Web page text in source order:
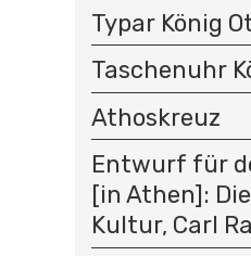
Typar König
Taschenuhr
Athoskreuz
Entwurf für
[in Athen]:
Kultur, Carl